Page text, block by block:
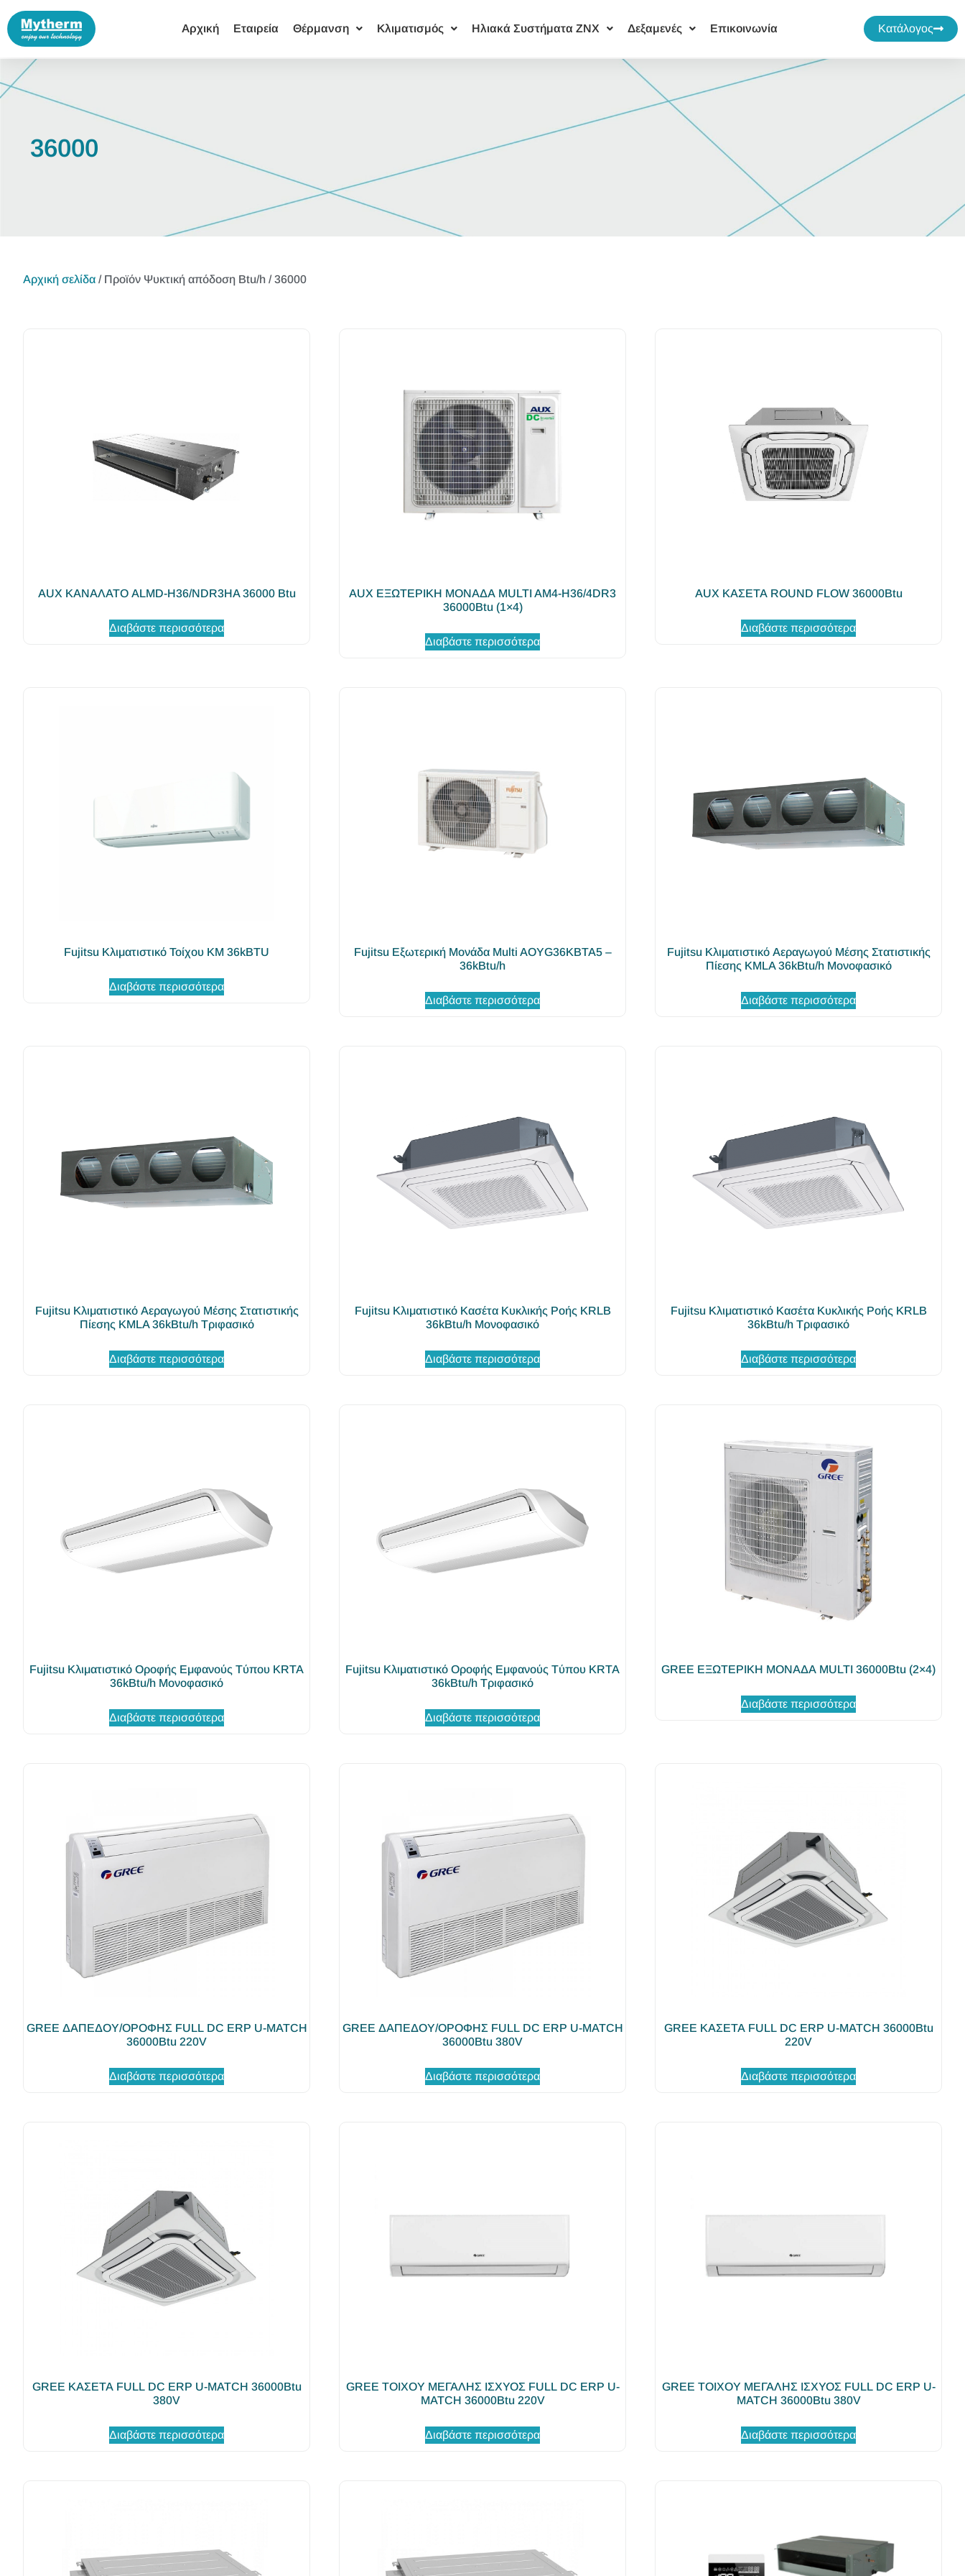
Αρχική Εταιρεία Θέρμανση Κλιματισμός Ηλιακά Συστήματα ΖΝΧ Δεξαμενές Επικοινωνία Κατάλογος
36000
Αρχική σελίδα / Προϊόν Ψυκτική απόδοση Btu/h / 36000
AUX ΚΑΝΑΛΑΤΟ ALMD-H36/NDR3HA 36000 Btu
Διαβάστε περισσότερα
AUX ΕΞΩΤΕΡΙΚΗ ΜΟΝΑΔΑ MULTI AM4-H36/4DR3
36000Btu (1×4)
Διαβάστε περισσότερα
AUX ΚΑΣΕΤΑ ROUND FLOW 36000Btu
Διαβάστε περισσότερα
Fujitsu Κλιματιστικό Τοίχου KM 36kBTU
Διαβάστε περισσότερα
Fujitsu Εξωτερική Μονάδα Multi AOYG36KBTA5 –
36kBtu/h
Διαβάστε περισσότερα
Fujitsu Κλιματιστικό Αεραγωγού Μέσης Στατιστικής
Πίεσης KMLA 36kBtu/h Μονοφασικό
Διαβάστε περισσότερα
Fujitsu Κλιματιστικό Αεραγωγού Μέσης Στατιστικής
Πίεσης KMLA 36kBtu/h Τριφασικό
Διαβάστε περισσότερα
Fujitsu Κλιματιστικό Κασέτα Κυκλικής Ροής KRLB
36kBtu/h Μονοφασικό
Διαβάστε περισσότερα
Fujitsu Κλιματιστικό Κασέτα Κυκλικής Ροής KRLB
36kBtu/h Τριφασικό
Διαβάστε περισσότερα
Fujitsu Κλιματιστικό Οροφής Eμφανούς Tύπου KRTA
36kBtu/h Μονοφασικό
Διαβάστε περισσότερα
Fujitsu Κλιματιστικό Οροφής Eμφανούς Tύπου KRTA
36kBtu/h Τριφασικό
Διαβάστε περισσότερα
GREE ΕΞΩΤΕΡΙΚΗ ΜΟΝΑΔΑ MULTI 36000Btu (2×4)
Διαβάστε περισσότερα
GREE ΔΑΠΕΔΟΥ/ΟΡΟΦΗΣ FULL DC ERP U-MATCH
36000Βtu 220V
Διαβάστε περισσότερα
GREE ΔΑΠΕΔΟΥ/ΟΡΟΦΗΣ FULL DC ERP U-MATCH
36000Βtu 380V
Διαβάστε περισσότερα
GREE ΚΑΣΕΤΑ FULL DC ERP U-MATCH 36000Βtu
220V
Διαβάστε περισσότερα
GREE ΚΑΣΕΤΑ FULL DC ERP U-MATCH 36000Βtu
380V
Διαβάστε περισσότερα
GREE ΤΟΙΧΟΥ ΜΕΓΑΛΗΣ ΙΣΧΥΟΣ FULL DC ERP U-
MATCH 36000Βtu 220V
Διαβάστε περισσότερα
GREE ΤΟΙΧΟΥ ΜΕΓΑΛΗΣ ΙΣΧΥΟΣ FULL DC ERP U-
MATCH 36000Βtu 380V
Διαβάστε περισσότερα